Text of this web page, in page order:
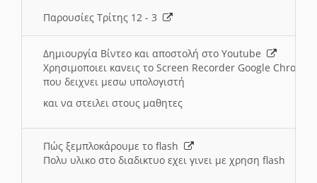
Παρουσίες Τρίτης 12 - 3
Δημιουργία Βίντεο και αποστολή στο Youtube
Χρησιμοποιει κανεις το Screen Recorder Google Chrome
που δειχνει μεσω υπολογιστή
και να στειλει στους μαθητες
Πώς ξεμπλοκάρουμε το flash
Πολυ υλικο στο διαδικτυο εχει γινει με χρηση flash